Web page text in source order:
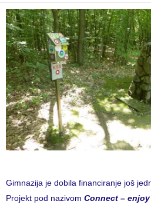
Gimnazija je dobila financiranje još
Projekt pod nazivom Connect –